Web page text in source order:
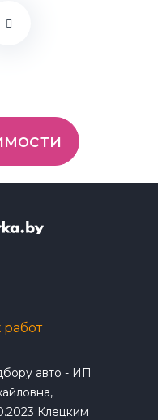
авто - ИП
Клецким